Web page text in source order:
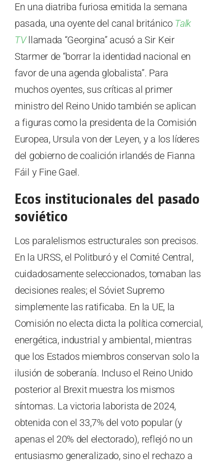
En una diatriba furiosa emitida la semana
pasada, una oyente del canal británico Talk
TVllamada “Georgina” acusó a Sir Keir
Starmer de “borrar la identidad nacional en
favor de una agenda globalista”. Para
muchos oyentes, sus críticas al primer
ministro del Reino Unido también se aplican
a figuras como la presidenta de la Comisión
Europea, Ursula von der Leyen, y a los líderes
del gobierno de coalición irlandés de Fianna
Fáil y Fine Gael.
Ecos institucionales del pasado
soviético
Los paralelismos estructurales son precisos.
En la URSS, el Politburó y el Comité Central,
cuidadosamente seleccionados, tomaban las
decisiones reales; el Sóviet Supremo
simplemente las ratificaba. En la UE, la
Comisión no electa dicta la política comercial,
energética, industrial y ambiental, mientras
que los Estados miembros conservan solo la
ilusión de soberanía. Incluso el Reino Unido
posterior al Brexit muestra los mismos
síntomas. La victoria laborista de 2024,
obtenida con el 33,7% del voto popular (y
apenas el 20% del electorado), reflejó no un
entusiasmo generalizado, sino el rechazo a